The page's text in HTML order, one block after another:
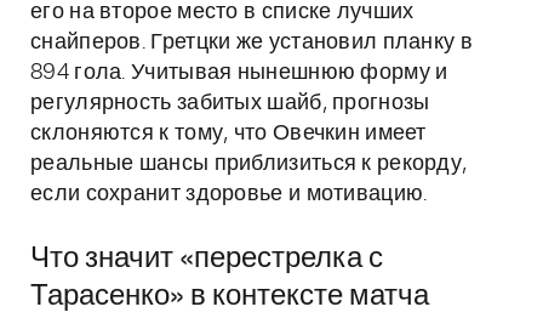
его на второе место в списке лучших
снайперов. Гретцки же установил планку в
894 гола. Учитывая нынешнюю форму и
регулярность забитых шайб, прогнозы
склоняются к тому, что Овечкин имеет
реальные шансы приблизиться к рекорду,
если сохранит здоровье и мотивацию.
Что значит «перестрелка с
Тарасенко» в контексте матча